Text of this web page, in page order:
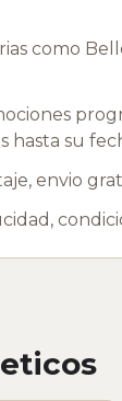
como
hasta su
envio